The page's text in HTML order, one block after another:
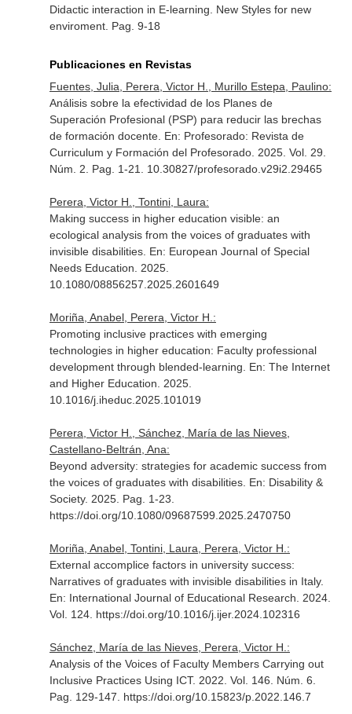
Didactic interaction in E-learning. New Styles for new
enviroment. Pag. 9-18
Publicaciones en Revistas
Fuentes, Julia, Perera, Victor H., Murillo Estepa, Paulino:
Análisis sobre la efectividad de los Planes de
Superación Profesional (PSP) para reducir las brechas
de formación docente. En: Profesorado: Revista de
Curriculum y Formación del Profesorado. 2025. Vol. 29.
Núm. 2. Pag. 1-21. 10.30827/profesorado.v29i2.29465
Perera, Victor H., Tontini, Laura:
Making success in higher education visible: an
ecological analysis from the voices of graduates with
invisible disabilities. En: European Journal of Special
Needs Education . 2025.
10.1080/08856257.2025.2601649
Moriña, Anabel, Perera, Victor H.:
Promoting inclusive practices with emerging
technologies in higher education: Faculty professional
development through blended-learning. En: The Internet
and Higher Education . 2025.
10.1016/j.iheduc.2025.101019
Perera, Victor H., Sánchez, María de las Nieves,
Castellano-Beltrán, Ana:
Beyond adversity: strategies for academic success from
the voices of graduates with disabilities. En: Disability &
Society. 2025. Pag. 1-23.
https://doi.org/10.1080/09687599.2025.2470750
Moriña, Anabel, Tontini, Laura, Perera, Victor H.:
External accomplice factors in university success:
Narratives of graduates with invisible disabilities in Italy.
En: International Journal of Educational Research . 2024.
Vol. 124. https://doi.org/10.1016/j.ijer.2024.102316
Sánchez, María de las Nieves, Perera, Victor H.:
Analysis of the Voices of Faculty Members Carrying out
Inclusive Practices Using ICT. 2022. Vol. 146. Núm. 6.
Pag. 129-147. https://doi.org/10.15823/p.2022.146.7